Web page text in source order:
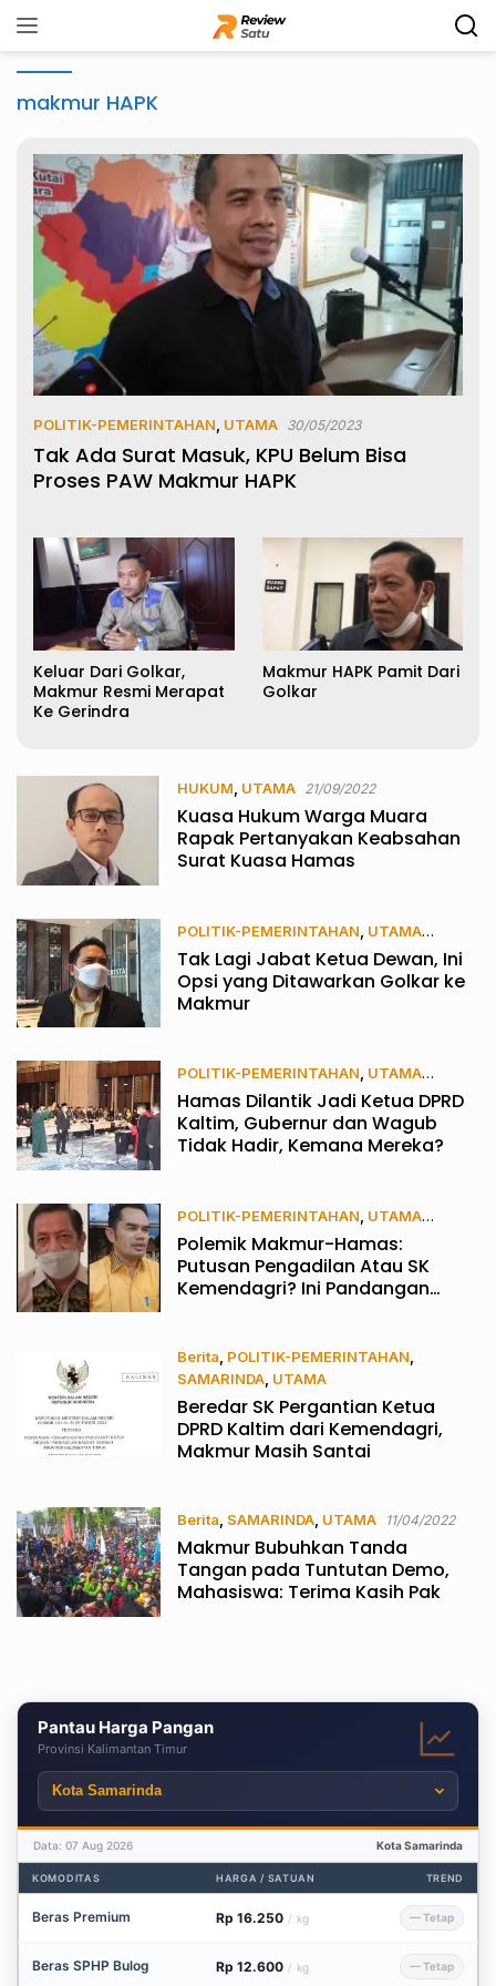
ke
makmur HAPK
POLITIK-PEMERINTAHAN, UTAMA 30/05/2023
Tak Ada Surat Masuk, KPU Belum Bisa
Proses PAW Makmur HAPK
Keluar Dari Golkar,
Makmur Resmi Merapat
Ke Gerindra
Makmur HAPK Pamit Dari
Golkar
HUKUM, UTAMA 21/09/2022
Kuasa Hukum Warga Muara
Rapak Pertanyakan Keabsahan
Surat Kuasa Hamas
POLITIK-PEMERINTAHAN UTAMA
12/09/2022
Tak Lagi Jabat Ketua Dewan, Ini
Opsi yang Ditawarkan Golkar ke
Makmur
POLITIK-PEMERINTAHAN, UTAMA
12/09/2022
Hamas Dilantik Jadi Ketua DPRD
Kaltim, Gubernur dan Wagub
Tidak Hadir, Kemana Mereka?
POLITIK-PEMERINTAHAN UTAMA
07/09/2022
Polemik Makmur-Hamas:
Putusan Pengadilan Atau SK
Kemendagri? Ini Pandangan
Berita, POLITIK-PEMERINTAHAN,
SAMARINDA, UTAMA
19/08/2022
Beredar SK Pergantian Ketua
DPRD Kaltim dari Kemendagri,
Makmur Masih Santai
Berita, SAMARINDA, UTAMA 11/04/2022
Makmur Bubuhkan Tanda
Tangan pada Tuntutan Demo,
Mahasiswa: Terima Kasih Pak
Pantau Harga Pangan
Provinsi Kalimantan Timur
Data: 07 Aug 2026 Kota Samarinda
KOMODITAS HARGA / SATUAN TREND
Beras Premium Rp 16.250 / kg — Tetap
Beras SPHP Bulog Rp 12.600 / kg — Tetap